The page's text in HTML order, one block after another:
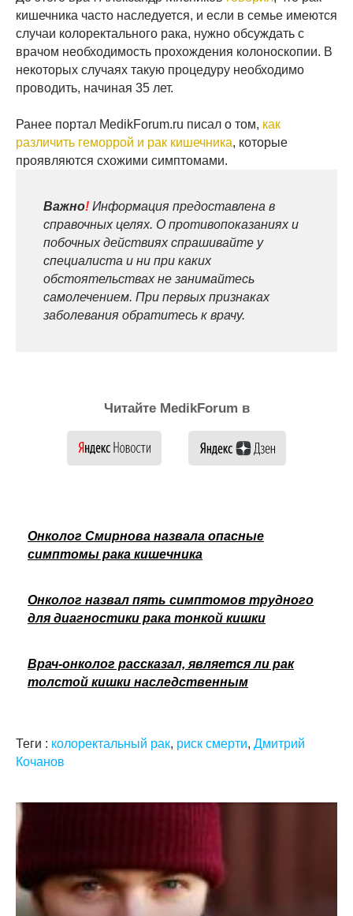
кишечника часто наследуется, и если в семье имеются
случаи колоректального рака, нужно обсуждать с
врачом необходимость прохождения колоноскопии. В
некоторых случаях такую процедуру необходимо
проводить, начиная 35 лет.
Ранее портал MedikForum.ru писал о том, как
различить геморрой и рак кишечника, которые
проявляются схожими симптомами.
Важно! Информация предоставлена в
справочных целях. О противопоказаниях и
побочных действиях спрашивайте у
специалиста и ни при каких
обстоятельствах не занимайтесь
самолечением. При первых признаках
заболевания обратитесь к врачу.
Читайте MedikForum в
Онколог Смирнова назвала опасные
симптомы рака кишечника
Онколог назвал пять симптомов трудного
для диагностики рака тонкой кишки
Врач-онколог рассказал, является ли рак
толстой кишки наследственным
Теги : колоректальный рак, риск смерти, Дмитрий
Кочанов